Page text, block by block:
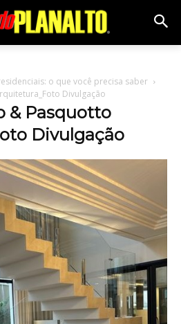
o que você precisa saber
Divulgação
& Pasquotto
Divulgação